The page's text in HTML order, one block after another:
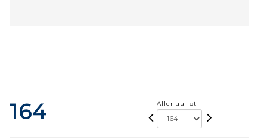
164 Aller au lot